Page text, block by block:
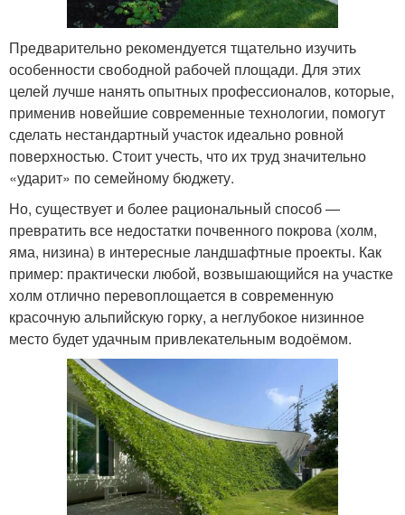
Предварительно рекомендуется тщательно изучить
особенности свободной рабочей площади. Для этих
целей лучше нанять опытных профессионалов, которые,
применив новейшие современные технологии, помогут
сделать нестандартный участок идеально ровной
поверхностью. Стоит учесть, что их труд значительно
«ударит» по семейному бюджету.
Но, существует и более рациональный способ —
превратить все недостатки почвенного покрова (холм,
яма, низина) в интересные ландшафтные проекты. Как
пример: практически любой, возвышающийся на участке
холм отлично перевоплощается в современную
красочную альпийскую горку, а неглубокое низинное
место будет удачным привлекательным водоёмом.